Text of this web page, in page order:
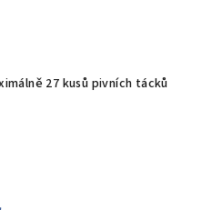
27 kusů pivních tácků